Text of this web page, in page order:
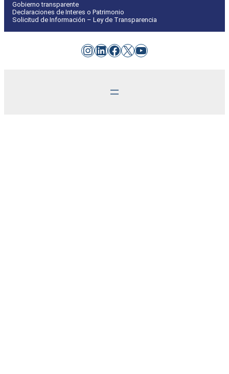
Gobierno transparente
Declaraciones de Interes o Patrimonio
Solicitud de Información – Ley de Transparencia
Instagram
LinkedIn
Facebook
X YouTube